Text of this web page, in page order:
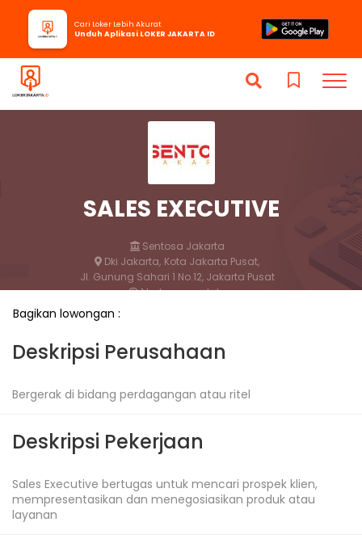
SALES EXECUTIVE
Sentosa Jakarta
Dki Jakarta, Kota Jakarta Pusat,
Jl. Gunung Sahari 1 No.12, Jakarta Pusat
1 bulan yang lalu
Cari Loker Lebih Akurat
Unduh Aplikasi LOKER JAKARTA ID
Bagikan lowongan :
Deskripsi Perusahaan
Bergerak di bidang perdagangan atau ritel
Deskripsi Pekerjaan
Sales Executive bertugas untuk mencari prospek klien,
mempresentasikan dan menegosiasikan produk atau
layanan